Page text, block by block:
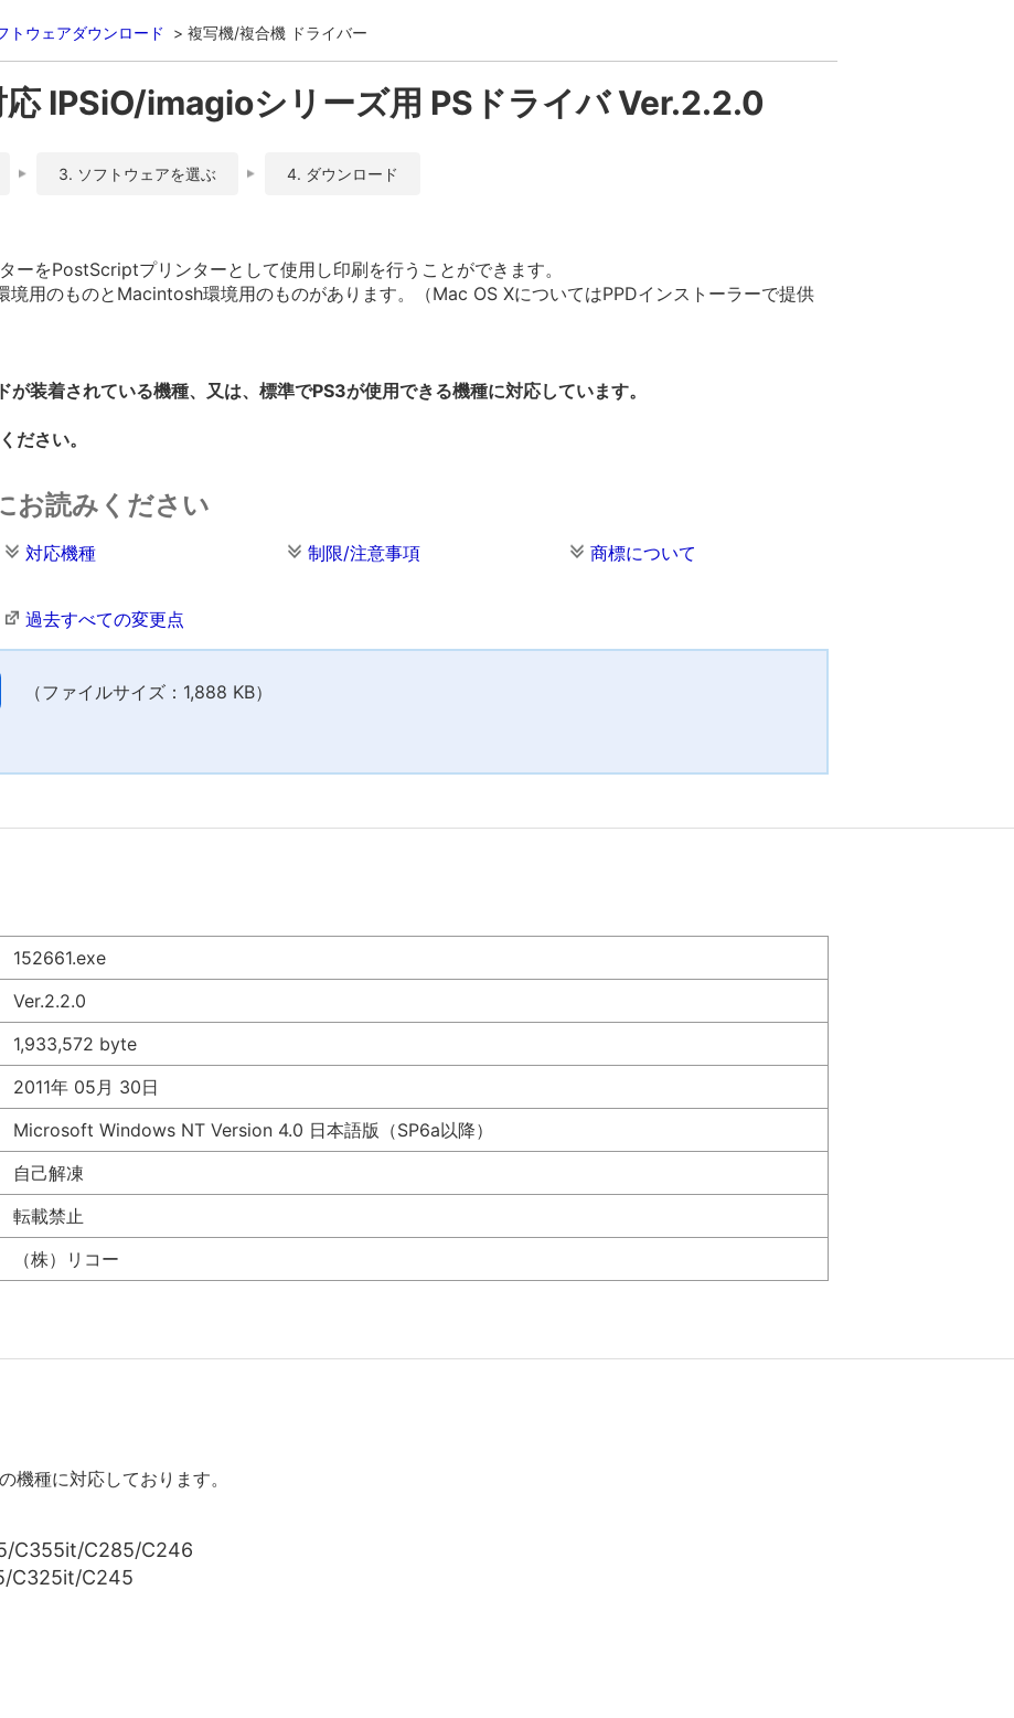
トウェアダウンロード 複写機/複合機 ドライバー
IPSiO/imagioシリーズ用 PSドライバ Ver.2.2.0
3. ソフトウェアを選ぶ 4. ダウンロード
ーをPostScriptプリンターとして使用し印刷を行うことができます。
境用のものとMacintosh環境用のものがあります。（Mac OS XについてはPPDインストーラーで提供
装着されている機種、又は、標準でPS3が使用できる機種に対応しています。
ださい。
お読みください
対応機種 制限/注意事項
商標について
過去すべての変更点
（ファイルサイズ：1,888 KB）
152661.exe
Ver.2.2.0
1,933,572 byte
2011年 05月 30日
Microsoft Windows NT Version 4.0 日本語版（SP6a以降）
自己解凍
転載禁止
（株）リコー
機種に対応しております。
C355it/C285/C246
C325it/C245